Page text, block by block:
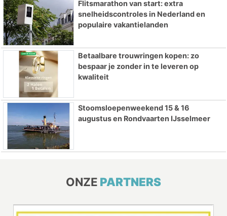
Flitsmarathon van start: extra
snelheidscontroles in Nederland en
populaire vakantielanden
Betaalbare trouwringen kopen: zo
bespaar je zonder in te leveren op
kwaliteit
Stoomsloepenweekend 15 & 16
augustus en Rondvaarten IJsselmeer
ONZE PARTNERS